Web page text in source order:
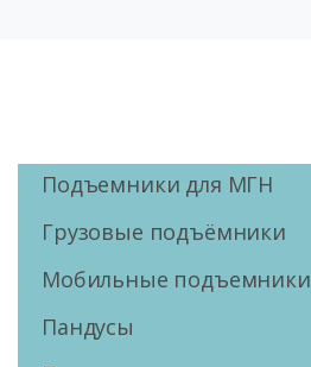
Подъемники для МГН
Грузовые подъёмники
Мобильные подъемники
Пандусы